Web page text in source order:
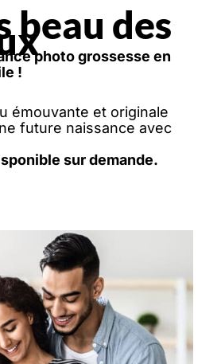
beau des
photo grossesse en
!
émouvante et originale
future naissance avec
sur demande.